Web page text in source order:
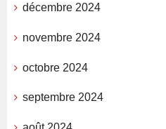
décembre 2024
novembre 2024
octobre 2024
septembre 2024